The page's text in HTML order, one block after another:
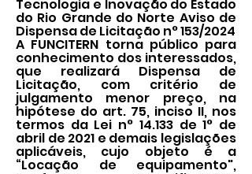
Tecnologia e Inovação do Estado
do Rio Grande do Norte Aviso de
Dispensa de Licitação n° 153/2024
A FUNCITERN torna público para
conhecimento dos interessados,
que realizará Dispensa de
Licitação, com critério de
julgamento menor preço, na
hipótese do art. 75, inciso II, nos
termos da Lei n° 14.133 de 1° de
abril de 2021 e demais legislações
aplicáveis, cujo objeto é a
“Locação de equipamento",